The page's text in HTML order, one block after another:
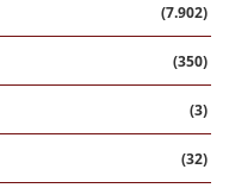
(7.902)
(350)
(3)
(32)